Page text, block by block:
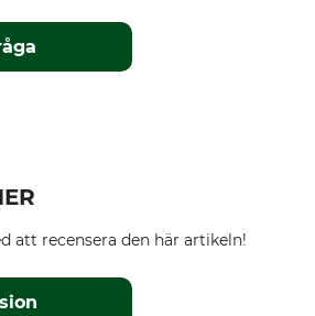
att recensera den här artikeln!